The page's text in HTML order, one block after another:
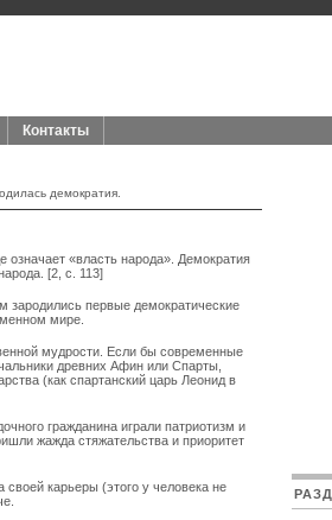
Контакты
демократия.
означает «власть народа». Демократия
[2, с. 113]
первые демократические
мире.
мудрости. Если бы современные
древних Афин или Спарты,
(как спартанский царь Леонид в
гражданина играли патриотизм и
жажда стяжательства и приоритет
своей карьеры (этого у человека не